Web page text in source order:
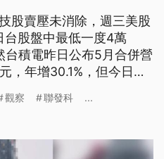
股賣壓未消除，週三美股
台股盤中最低一度4萬
積電昨日公布5月合併營
，年增30.1%，但今日股
觀察 聯發科 ...